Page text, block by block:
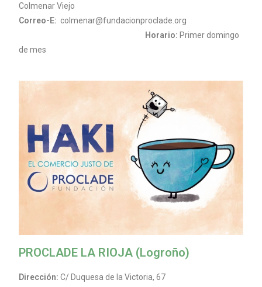
Colmenar Viejo
Correo-E: colmenar@fundacionproclade.org
Horario: Primer domingo
de mes
PROCLADE LA RIOJA (Logroño)
Dirección: C/ Duquesa de la Victoria, 67